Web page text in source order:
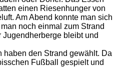
einen Riesenhunger von
Am Abend konnte man sich
noch einmal zum Strand
Jugendherberge bleibt und
haben den Strand gewählt. Da
Fußball gespielt und